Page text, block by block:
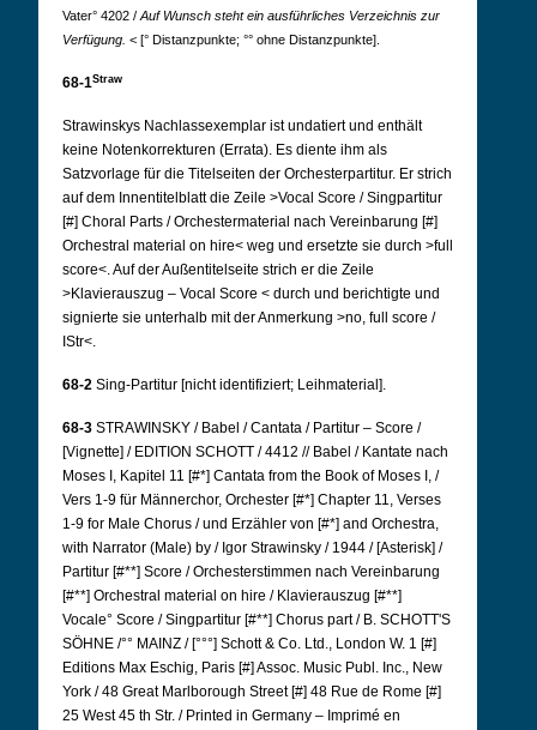
Vater° 4202 / Auf Wunsch steht ein ausführliches Verzeichnis zur
Verfügung. < [° Distanzpunkte; °° ohne Distanzpunkte].
68-1Straw
Strawinskys Nachlassexemplar ist undatiert und enthält
keine Notenkorrekturen (Errata). Es diente ihm als
Satzvorlage für die Titelseiten der Orchesterpartitur. Er strich
auf dem Innentitelblatt die Zeile >Vocal Score / Singpartitur
[#] Choral Parts / Orchestermaterial nach Vereinbarung [#]
Orchestral material on hire< weg und ersetzte sie durch >full
score<. Auf der Außentitelseite strich er die Zeile
>Klavierauszug – Vocal Score < durch und berichtigte und
signierte sie unterhalb mit der Anmerkung >no, full score /
IStr<.
68-2 Sing-Partitur [nicht identifiziert; Leihmaterial].
68-3 STRAWINSKY / Babel / Cantata / Partitur – Score /
[Vignette] / EDITION SCHOTT / 4412 // Babel / Kantate nach
Moses I, Kapitel 11 [#*] Cantata from the Book of Moses I, /
Vers 1-9 für Männerchor, Orchester [#*] Chapter 11, Verses
1-9 for Male Chorus / und Erzähler von [#*] and Orchestra,
with Narrator (Male) by / Igor Strawinsky / 1944 / [Asterisk] /
Partitur [#**] Score / Orchesterstimmen nach Vereinbarung
[#**] Orchestral material on hire / Klavierauszug [#**]
Vocale° Score / Singpartitur [#**] Chorus part / B. SCHOTT'S
SÖHNE /°° MAINZ / [°°°] Schott & Co. Ltd., London W. 1 [#]
Editions Max Eschig, Paris [#] Assoc. Music Publ. Inc., New
York / 48 Great Marlborough Street [#] 48 Rue de Rome [#]
25 West 45 th Str. / Printed in Germany – Imprimé en